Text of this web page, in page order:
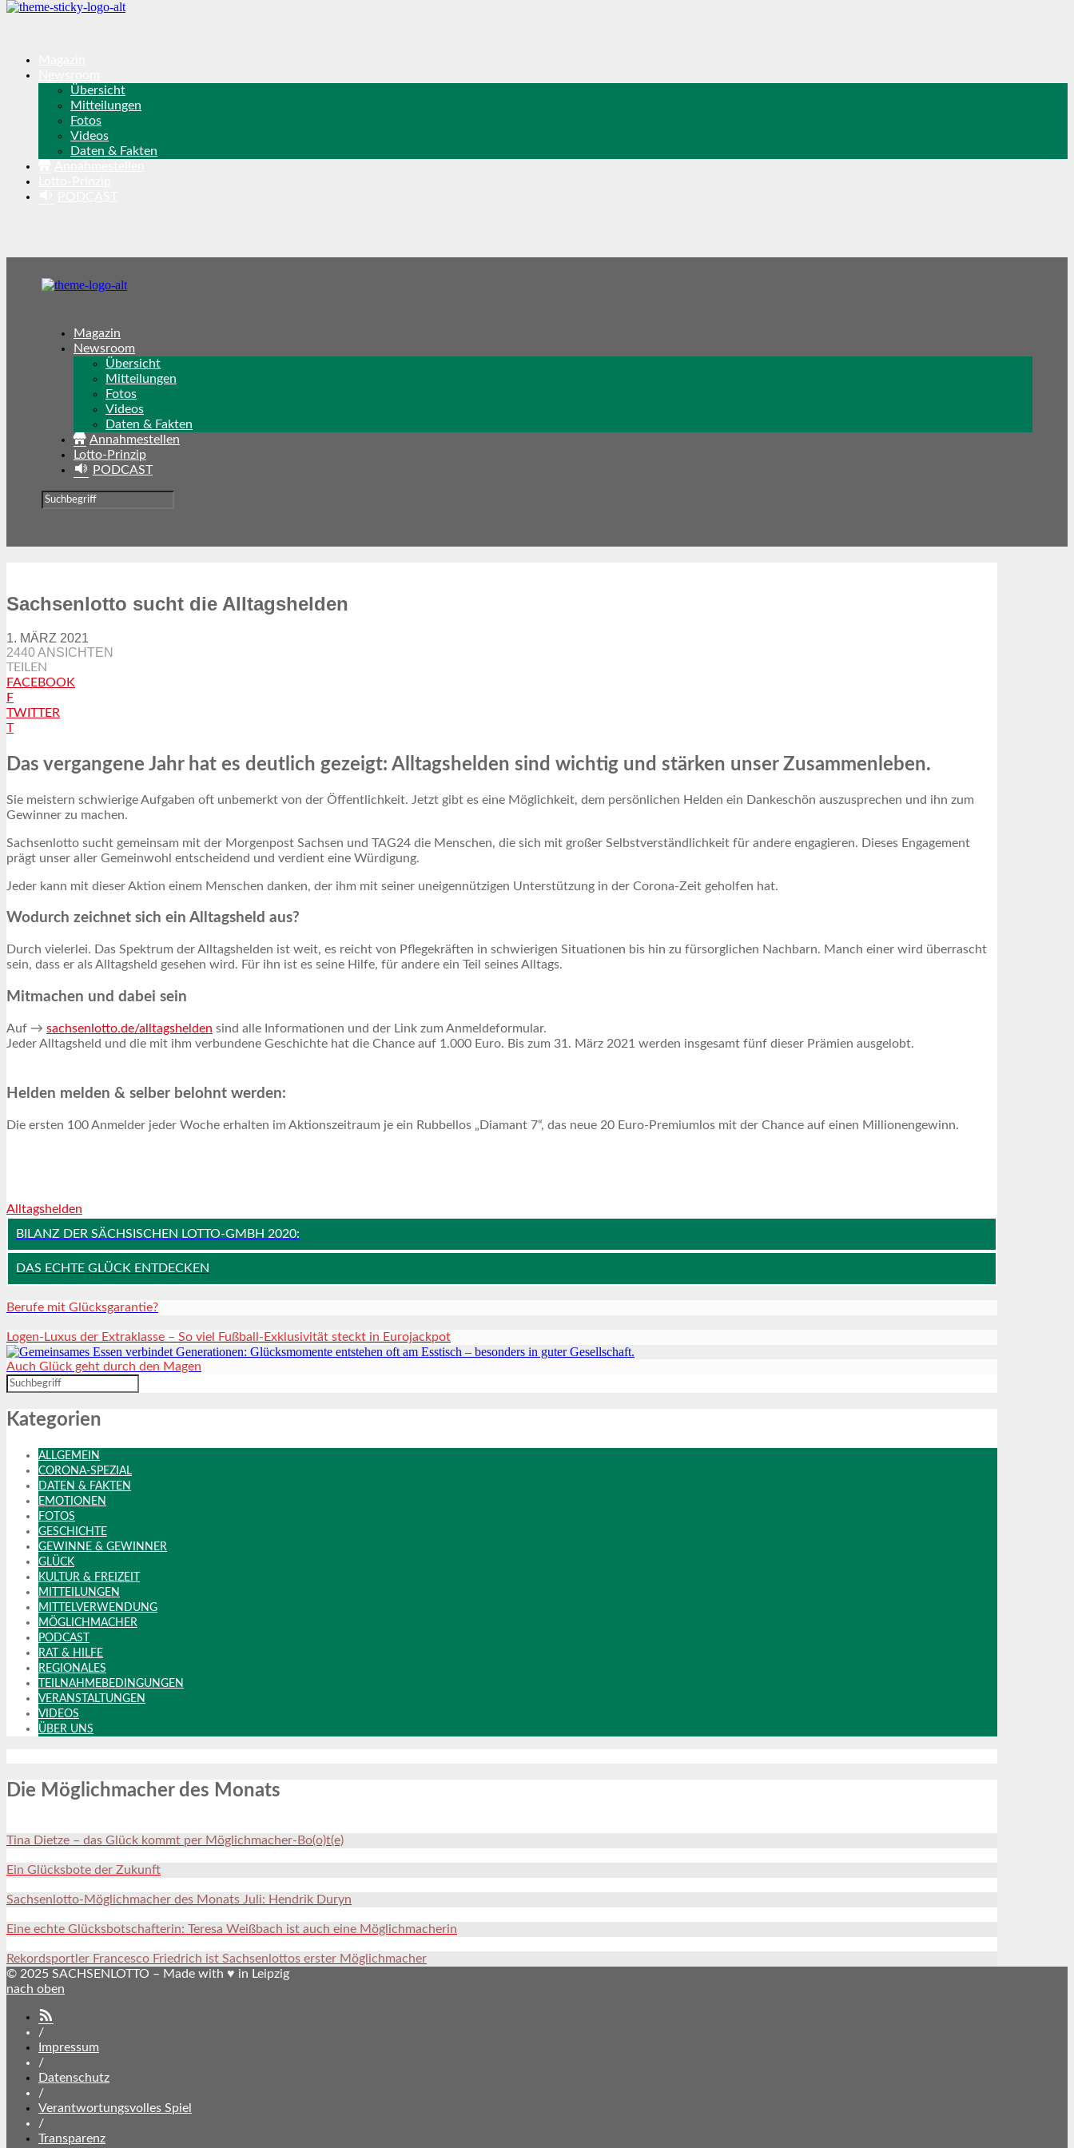
Übersicht
Mitteilungen
Fotos
Videos
Daten & Fakten
Magazin
Newsroom
Übersicht
Mitteilungen
Fotos
Videos
Daten & Fakten
Annahmestellen
Lotto-Prinzip
PODCAST
Sachsenlotto sucht die Alltagshelden
1. MÄRZ 2021
2440 ANSICHTEN
TEILEN
FACEBOOK
F
TWITTER
T
Das vergangene Jahr hat es deutlich gezeigt: Alltagshelden sind wichtig und stärken unser Zusammenleben.
Sie meistern schwierige Aufgaben oft unbemerkt von der Öffentlichkeit. Jetzt gibt es eine Möglichkeit, dem persönlichen Helden ein Dankeschön auszusprechen und ihn zum
Gewinner zu machen.
Sachsenlotto sucht gemeinsam mit der Morgenpost Sachsen und TAG24 die Menschen, die sich mit großer Selbstverständlichkeit für andere engagieren. Dieses Engagement
prägt unser aller Gemeinwohl entscheidend und verdient eine Würdigung.
Jeder kann mit dieser Aktion einem Menschen danken, der ihm mit seiner uneigennützigen Unterstützung in der Corona-Zeit geholfen hat.
Wodurch zeichnet sich ein Alltagsheld aus?
Durch vielerlei. Das Spektrum der Alltagshelden ist weit, es reicht von Pflegekräften in schwierigen Situationen bis hin zu fürsorglichen Nachbarn. Manch einer wird überrascht
sein, dass er als Alltagsheld gesehen wird. Für ihn ist es seine Hilfe, für andere ein Teil seines Alltags.
Mitmachen und dabei sein
Auf → sachsenlotto.de/alltagshelden sind alle Informationen und der Link zum Anmeldeformular.
Jeder Alltagsheld und die mit ihm verbundene Geschichte hat die Chance auf 1.000 Euro. Bis zum 31. März 2021 werden insgesamt fünf dieser Prämien ausgelobt.
Helden melden & selber belohnt werden:
Die ersten 100 Anmelder jeder Woche erhalten im Aktionszeitraum je ein Rubbellos „Diamant 7“, das neue 20 Euro-Premiumlos mit der Chance auf einen Millionengewinn.
Alltagshelden
BILANZ DER SÄCHSISCHEN LOTTO-GMBH 2020:
DAS ECHTE GLÜCK ENTDECKEN
Berufe mit Glücksgarantie?
Logen-Luxus der Extraklasse – So viel Fußball-Exklusivität steckt in Eurojackpot
Auch Glück geht durch den Magen
Kategorien
ALLGEMEIN
CORONA-SPEZIAL
DATEN & FAKTEN
EMOTIONEN
FOTOS
GESCHICHTE
GEWINNE & GEWINNER
GLÜCK
KULTUR & FREIZEIT
MITTEILUNGEN
MITTELVERWENDUNG
MÖGLICHMACHER
PODCAST
RAT & HILFE
REGIONALES
TEILNAHMEBEDINGUNGEN
VERANSTALTUNGEN
VIDEOS
ÜBER UNS
Die Möglichmacher des Monats
Tina Dietze – das Glück kommt per Möglichmacher-Bo(o)t(e)
Ein Glücksbote der Zukunft
Sachsenlotto-Möglichmacher des Monats Juli: Hendrik Duryn
Eine echte Glücksbotschafterin: Teresa Weißbach ist auch eine Möglichmacherin
Rekordsportler Francesco Friedrich ist Sachsenlottos erster Möglichmacher
© 2025 SACHSENLOTTO – Made with ♥ in Leipzig
nach oben
/
Impressum
/
Datenschutz
/
Verantwortungsvolles Spiel
/
Transparenz